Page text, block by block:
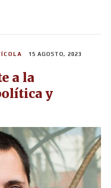
15 AGOSTO, 2023
a la
y